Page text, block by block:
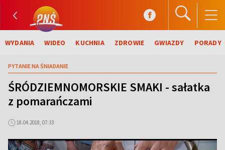
WYDANIA WIDEO KUCHNIA ZDROWIE GWIAZDY PORADY
PYTANIE NA ŚNIADANIE
ŚRÓDZIEMNOMORSKIE SMAKI - sałatka
z pomarańczami
18.04.2018, 07:33